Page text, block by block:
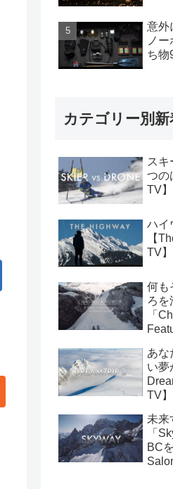
意外
ノ
ち物
カテゴリー別新
スキ
つの
TV】
ハイ
【
TV】
何も
ろを
「
あな
い夢
TV】
未来
「
BC